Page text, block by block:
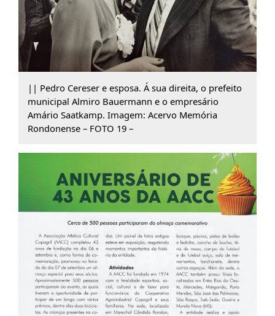
|| Pedro Cereser e esposa. Á sua direita, o prefeito
municipal Almiro Bauermann e o empresário
Amário Saatkamp. Imagem: Acervo Memória
Rondonense – FOTO 19 –